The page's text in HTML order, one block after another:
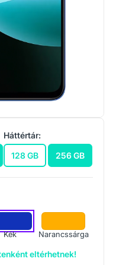
Háttértár:
128 GB
256 GB
Kék Narancssárga
eltérhetnek!